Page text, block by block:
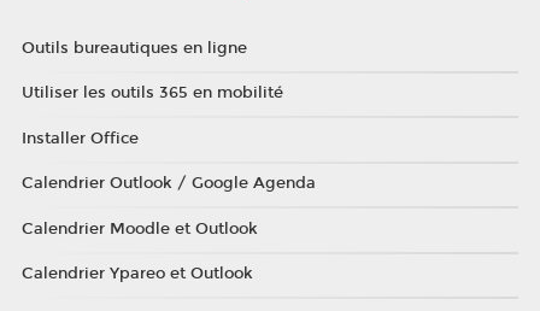
Outils bureautiques en ligne
Utiliser les outils 365 en mobilité
Installer Office
Calendrier Outlook / Google Agenda
Calendrier Moodle et Outlook
Calendrier Ypareo et Outlook